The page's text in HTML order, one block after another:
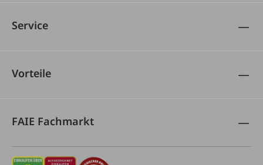
Service
Vorteile
FAIE Fachmarkt